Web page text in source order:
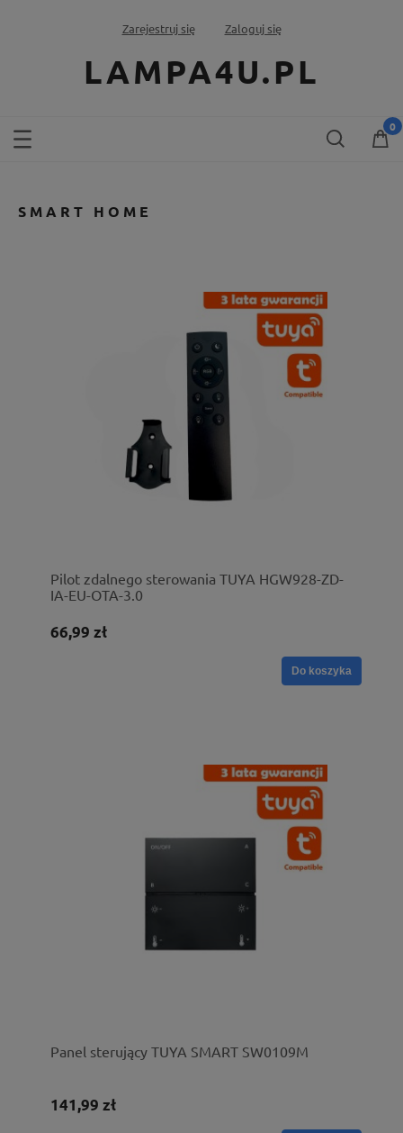
Zarejestruj się Zaloguj się
LAMPA4U.PL
SMART HOME
Pilot zdalnego sterowania TUYA HGW928-ZD-
IA-EU-OTA-3.0
66,99 zł
Do koszyka
Panel sterujący TUYA SMART SW0109M
141,99 zł